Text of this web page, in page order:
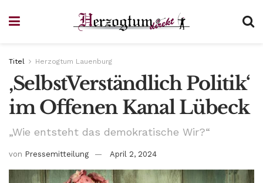
Titel Herzogtum Lauenburg
‚SelbstVerständlich Politik‘
im Offenen Kanal Lübeck
„Wie entsteht das demokratische Wir?“
von Pressemitteilung April 2, 2024